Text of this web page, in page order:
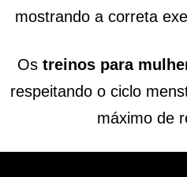
mostrando a correta
Os treinos para
respeitando o ciclo
máximo de